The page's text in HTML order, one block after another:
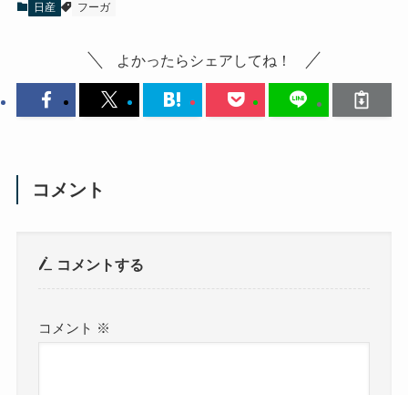
日産 フーガ
よかったらシェアしてね！
コメント
コメントする
コメント ※